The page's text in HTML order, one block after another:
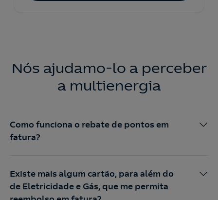
Nós ajudamo-lo a perceber
a multienergia
Como funciona o rebate de pontos em
fatura?
Existe mais algum cartão, para além do
de Eletricidade e Gás, que me permita